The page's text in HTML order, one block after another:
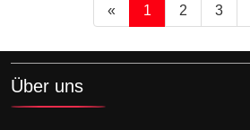
« 1 2 3
Über uns